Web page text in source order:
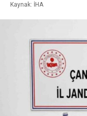
Kaynak: İHA